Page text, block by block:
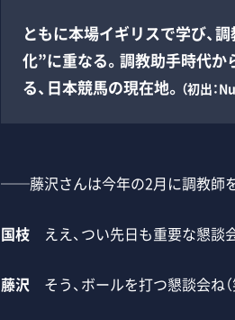
ともに本場イギリスで学び、
化”に重なる。調教助手時代
る、日本競馬の現在地。 （初出：
──藤沢さんは今年の2月に調教師
国枝ええ、つい先日も重要な懇談
藤沢そう、ボールを打つ懇談会ね（